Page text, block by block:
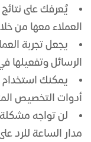
يُعرفك على
العملاء معها من
يجعل تجربة
الرسائل وتفعيلها
يمكنك استخدام
أدوات التخصيص
لن تواجه
مدار الساعة للرد